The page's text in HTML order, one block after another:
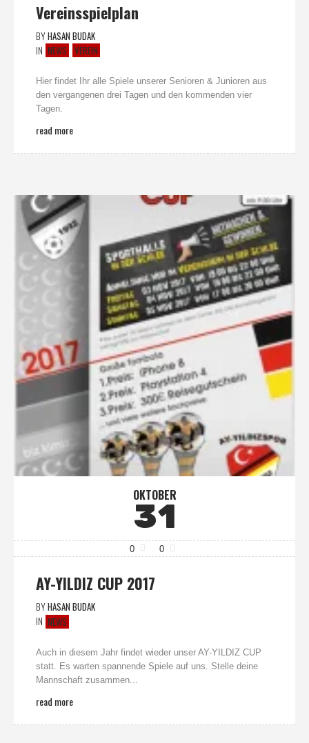
Vereinsspielplan
BYHASAN BUDAK
IN NEWS VEREIN
Hier findet Ihr alle Spiele unserer Senioren & Junioren aus
den vergangenen drei Tagen und den kommenden vier
Tagen.
read more
OKTOBER
31
0 0
AY-YILDIZ CUP 2017
BYHASAN BUDAK
IN NEWS
Auch in diesem Jahr findet wieder unser AY-YILDIZ CUP
statt. Es warten spannende Spiele auf uns. Stelle deine
Mannschaft zusammen...
read more